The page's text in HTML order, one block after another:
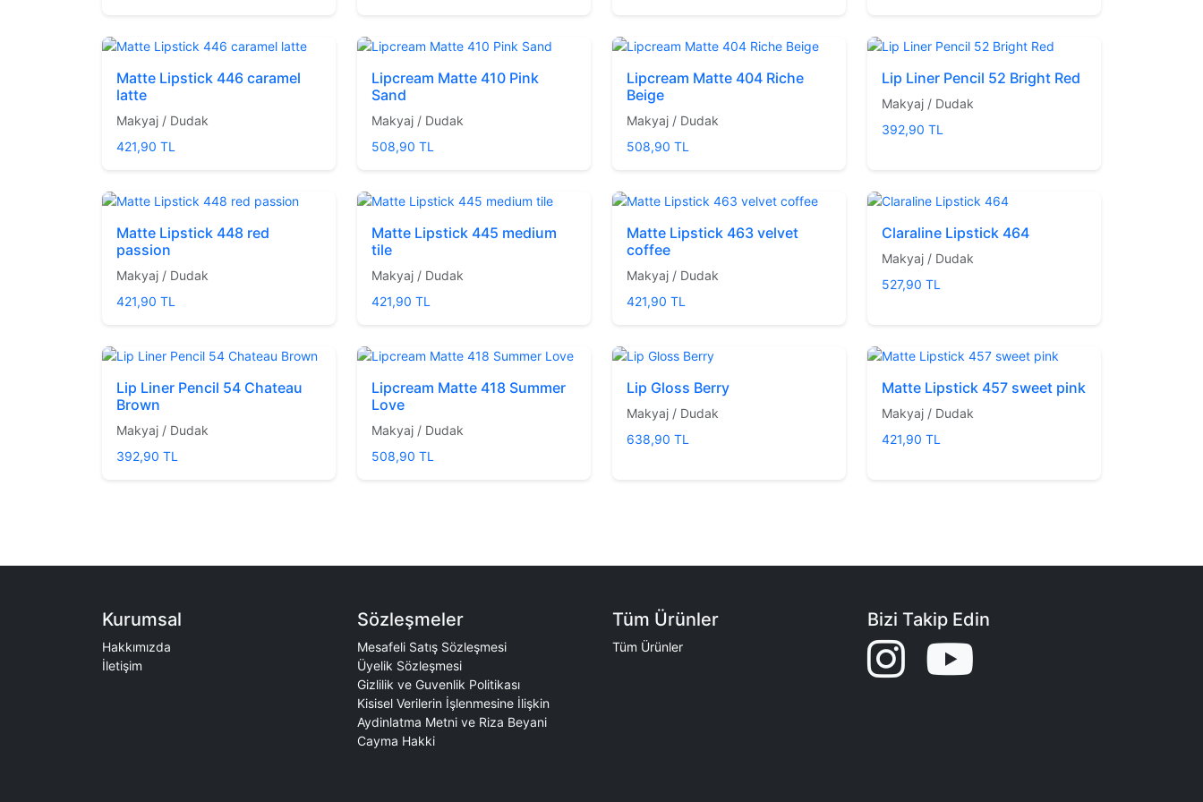
Matte Lipstick 446 caramel
latte
Makyaj / Dudak
421,90 TL
Lipcream Matte 410 Pink
Sand
Makyaj / Dudak
508,90 TL
Lipcream Matte 404 Riche
Beige
Makyaj / Dudak
508,90 TL
Lip Liner Pencil 52 Bright Red
Makyaj / Dudak
392,90 TL
Matte Lipstick 448 red
passion
Makyaj / Dudak
421,90 TL
Matte Lipstick 445 medium
tile
Makyaj / Dudak
421,90 TL
Matte Lipstick 463 velvet
coffee
Makyaj / Dudak
421,90 TL
Claraline Lipstick 464
Makyaj / Dudak
527,90 TL
Lip Liner Pencil 54 Chateau
Brown
Makyaj / Dudak
392,90 TL
Lipcream Matte 418 Summer
Love
Makyaj / Dudak
508,90 TL
Lip Gloss Berry
Makyaj / Dudak
638,90 TL
Matte Lipstick 457 sweet pink
Makyaj / Dudak
421,90 TL
Kurumsal
Hakkımızda
İletişim
Sözleşmeler
Mesafeli Satış Sözleşmesi
Üyelik Sözleşmesi
Gizlilik ve Guvenlik Politikası
Kisisel Verilerin İşlenmesine İlişkin
Aydinlatma Metni ve Riza Beyani
Cayma Hakki
Tüm Ürünler
Tüm Ürünler
Bizi Takip Edin